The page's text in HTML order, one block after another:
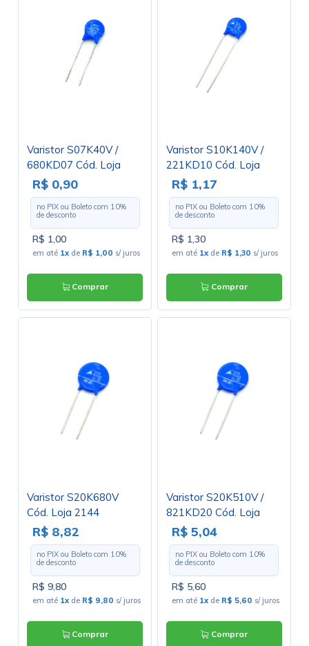
Varistor S07K40V /
680KD07 Cód. Loja
3319
R$ 0,90
no PIX ou Boleto com 10%
de desconto
R$ 1,00
em até 1x de R$ 1,00 s/ juros
Comprar
Varistor S10K140V /
221KD10 Cód. Loja
3136
R$ 1,17
no PIX ou Boleto com 10%
de desconto
R$ 1,30
em até 1x de R$ 1,30 s/ juros
Comprar
Varistor S20K680V
Cód. Loja 2144
R$ 8,82
no PIX ou Boleto com 10%
de desconto
R$ 9,80
em até 1x de R$ 9,80 s/ juros
Comprar
Varistor S20K510V /
821KD20 Cód. Loja
3884
R$ 5,04
no PIX ou Boleto com 10%
de desconto
R$ 5,60
em até 1x de R$ 5,60 s/ juros
Comprar